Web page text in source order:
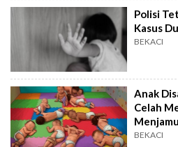
Polisi
Kasus
BEKACI
Anak
Celah
BEKACI